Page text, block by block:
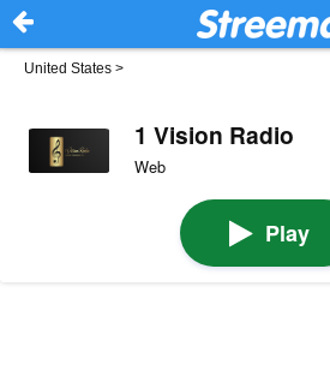
United States >
1 Vision Radio
Web
Play